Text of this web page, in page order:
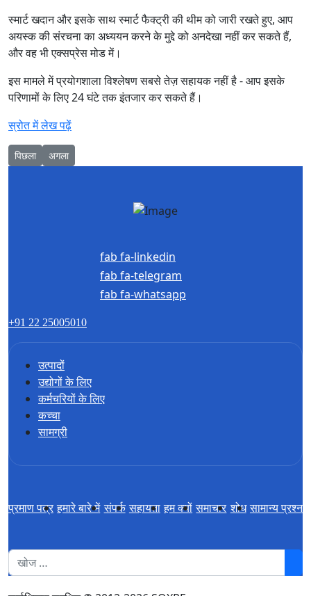
स्मार्ट खदान और इसके साथ स्मार्ट फैक्ट्री की थीम को जारी रखते हुए, आप
अयस्क की संरचना का अध्ययन करने के मुद्दे को अनदेखा नहीं कर सकते हैं,
और वह भी एक्सप्रेस मोड में।
इस मामले में प्रयोगशाला विश्लेषण सबसे तेज़ सहायक नहीं है - आप इसके
परिणामों के लिए 24 घंटे तक इंतजार कर सकते हैं।
स्रोत में लेख पढ़ें
Previous article: रूसी कोयला और खनन 2021
पिछला Next article: सितंबर 2020 तक प्रदर्शनी का स्थगन «रूसी कोयला और
अगला
fab fa-linkedin
fab fa-telegram
fab fa-whatsapp
+91 22 25005010
उत्पादों
उद्योगों के लिए
कर्मचरियों के लिए
कच्चा
सामग्री
प्रमाण पत्र हमारे बारे में संपर्क सहायता हम क्यों समाचार शोध सामान्य प्रश्न
1